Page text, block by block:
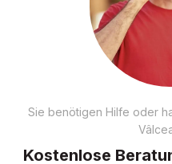
Sie benötigen Hilfe oder
Kostenlose